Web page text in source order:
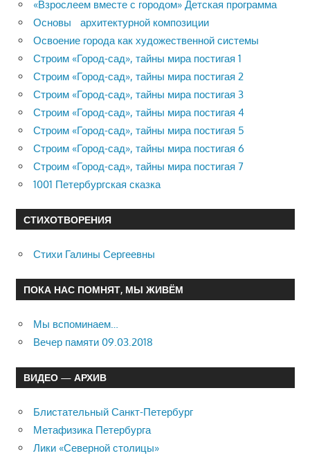
«Взрослеем вместе с городом» Детская программа
Основы архитектурной композиции
Освоение города как художественной системы
Строим «Город-сад», тайны мира постигая 1
Строим «Город-сад», тайны мира постигая 2
Строим «Город-сад», тайны мира постигая 3
Строим «Город-сад», тайны мира постигая 4
Строим «Город-сад», тайны мира постигая 5
Строим «Город-сад», тайны мира постигая 6
Строим «Город-сад», тайны мира постигая 7
1001 Петербургская сказка
СТИХОТВОРЕНИЯ
Стихи Галины Сергеевны
ПОКА НАС ПОМНЯТ, МЫ ЖИВЁМ
Мы вспоминаем…
Вечер памяти 09.03.2018
ВИДЕО — АРХИВ
Блистательный Санкт-Петербург
Метафизика Петербурга
Лики «Северной столицы»